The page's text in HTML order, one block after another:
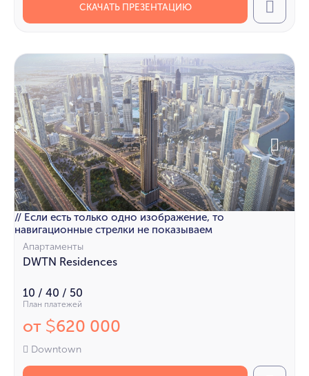
СКАЧАТЬ ПРЕЗЕНТАЦИЮ Call
// Если есть только одно изображение, то
навигационные стрелки не показываем
Апартаменты
DWTN Residences
10 / 40 / 50
План платежей
от $620 000
Downtown